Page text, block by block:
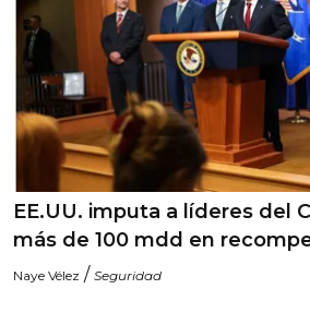
EE.UU. imputa a líderes del
más de 100 mdd en
Naye Vélez / Seguridad